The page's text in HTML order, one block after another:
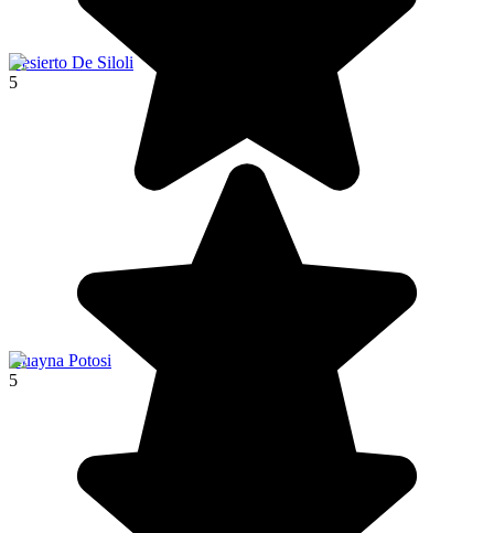
Desierto De Siloli
5
Huayna Potosi
5